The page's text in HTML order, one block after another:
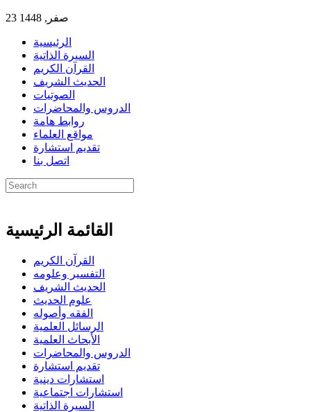
23 صفر, 1448
الرئيسية
السيرة الذاتية
القرآن الكريم
الحديث الشريف
الصوتيات
الدروس والمحاضرات
روابط هامة
مواقع العلماء
تقديم استشارة
اتصل بنا
القائمة الرئيسية
القرآن الكريم
التفسير وعلومه
الحديث الشريف
علوم الحديث
الفقه وأصوله
الرسائل العلمية
الأبحاث العلمية
الدروس والمحاضرات
تقديم استشارة
استشارات دينية
استشارات اجتماعية
السيرة الذاتية